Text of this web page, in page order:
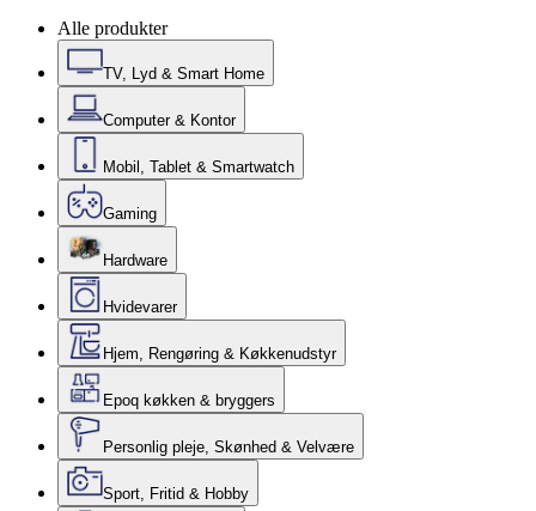
Alle produkter
TV, Lyd & Smart Home
Computer & Kontor
Mobil, Tablet & Smartwatch
Gaming
Hardware
Hvidevarer
Hjem, Rengøring & Køkkenudstyr
Epoq køkken & bryggers
Personlig pleje, Skønhed & Velvære
Sport, Fritid & Hobby